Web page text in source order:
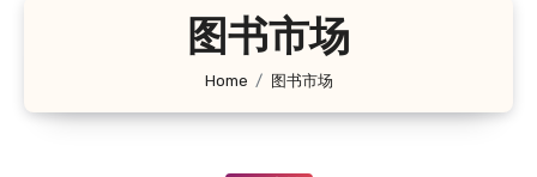
图书市场
Home 图书市场